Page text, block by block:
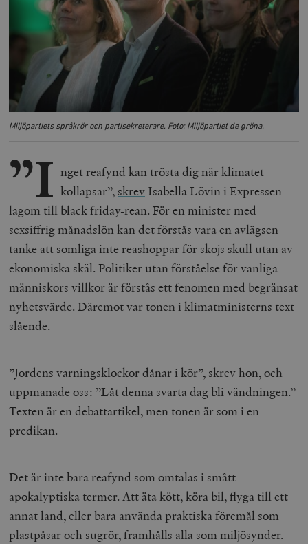
Miljöpartiets språkrör och partisekreterare. Foto: Miljöpartiet de gröna.
”I nget reafynd kan trösta dig när klimatet
kollapsar”, skrevIsabella Lövin i Expressen
lagom till black friday-rean.För en minister med
sexsiffrig månadslön kan det förstås vara en avlägsen
tanke att somliga inte reashoppar för skojs skull utan av
ekonomiska skäl. Politiker utan förståelse för vanliga
människors villkor är förstås ett fenomen med begränsat
nyhetsvärde. Däremot var tonen i klimatministerns text
slående.
”Jordens varningsklockor dånar i kör”, skrev hon, och
uppmanade oss: ”Låt denna svarta dag bli vändningen.”
Texten är en debattartikel, men tonen är som i en
predikan.
Det är inte bara reafynd som omtalas i smått
apokalyptiska termer. Att äta kött, köra bil, flyga till ett
annat land, eller bara använda praktiska föremål som
plastpåsar och sugrör, framhålls alla som miljösynder.